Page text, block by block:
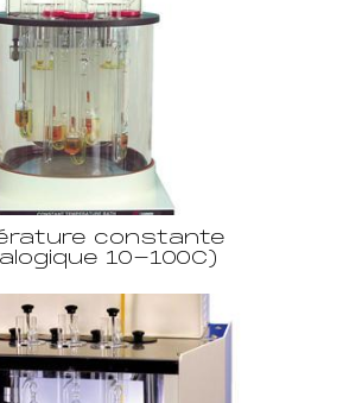
constante
10-100C)